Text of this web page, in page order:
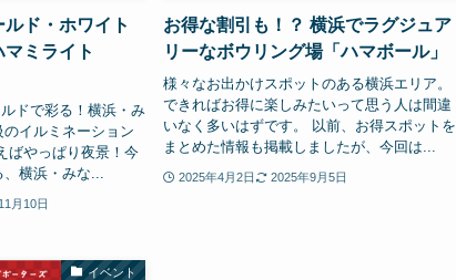
ド・ホワイト
ミライト
ドで彩る！横浜・み
イルミネーション
ばやっぱり夜景！今
横浜・みな...
月10日
お得な割引も！？ 横浜でラグジュア
リーなボウリング場「ハマボール」
様々なお出かけスポットのある横浜エリア。
できればお得に楽しみたいって思う人は間違
いなく多いはずです。 以前、お得スポットを
まとめた情報も掲載しましたが、今回は...
2025年4月2日 2025年9月5日
イベント